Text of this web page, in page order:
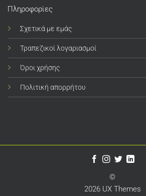
Πληροφορίες
Σχετικά με εμάς
Τραπεζικοί λογαριασμοί
Όροι χρήσης
Πολιτική απορρήτου
©
2026 UX Themes